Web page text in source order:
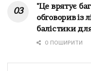
"Це врятує
обговорив із
балістики
0 ПОШИРИТИ